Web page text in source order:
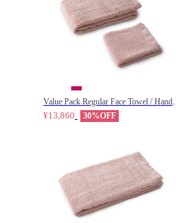
Value Pack Regular Face Towel / Hand
¥13,860 30%OFF